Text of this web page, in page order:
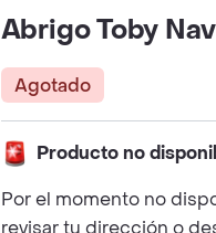
Abrigo Toby
Agotado
Producto no
Por el momento no
revisar tu dirección o